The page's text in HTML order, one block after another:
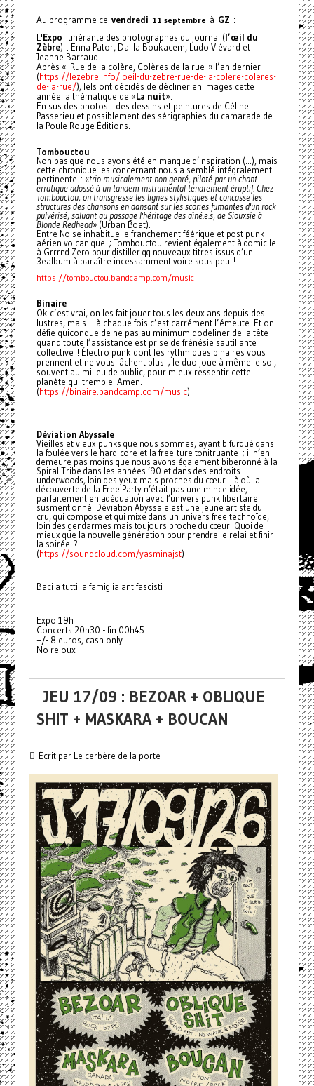
Au programme ce vendredi 11 septembre à GZ :
L'Expo itinérante des photographes du journal (l’œil du
Zèbre) : Enna Pator, Dalila Boukacem, Ludo Viévard et
Jeanne Barraud.
Après « Rue de la colère, Colères de la rue » l’an dernier
(https://lezebre.info/loeil-du-zebre-rue-de-la-colere-coleres-
de-la-rue/), Iels ont décidés de décliner en images cette
année la thématique de «La nuit».
En sus des photos : des dessins et peintures de Céline
Passerieu et possiblement des sérigraphies du camarade de
la Poule Rouge Éditions.
Tombouctou
Non pas que nous ayons été en manque d’inspiration (…), mais
cette chronique les concernant nous a semblé intégralement
pertinente : «trio musicalement non genré, piloté par un chant
erratique adossé à un tandem instrumental tendrement éruptif. Chez
Tombouctou, on transgresse les lignes stylistiques et concasse les
structures des chansons en dansant sur les scories fumantes d'un rock
pulvérisé, saluant au passage l'héritage des aîné.e.s, de Siouxsie à
Blonde Redhead» (Urban Boat).
Entre Noise inhabituelle franchement féérique et post punk
aérien volcanique ; Tombouctou revient également à domicile
à Grrrnd Zero pour distiller qq nouveaux titres issus d’un
3ealbum à paraître incessamment voire sous peu !
https://tombouctou.bandcamp.com/music
Binaire
Ok c’est vrai, on les fait jouer tous les deux ans depuis des
lustres, mais… à chaque fois c’est carrément l’émeute. Et on
défie quiconque de ne pas au minimum dodeliner de la tête
quand toute l’assistance est prise de frénésie sautillante
collective ! Électro punk dont les rythmiques binaires vous
prennent et ne vous lâchent plus ; le duo joue à même le sol,
souvent au milieu de public, pour mieux ressentir cette
planète qui tremble. Amen.
(https://binaire.bandcamp.com/music)
Déviation Abyssale
Vieilles et vieux punks que nous sommes, ayant bifurqué dans
la foulée vers le hard-core et la free-ture tonitruante ; il n’en
demeure pas moins que nous avons également biberonné à la
Spiral Tribe dans les années ’90 et dans des endroits
underwoods, loin des yeux mais proches du cœur. Là où la
découverte de la Free Party n’était pas une mince idée,
parfaitement en adéquation avec l’univers punk libertaire
susmentionné. Déviation Abyssale est une jeune artiste du
cru, qui compose et qui mixe dans un univers free technoïde,
loin des gendarmes mais toujours proche du cœur. Quoi de
mieux que la nouvelle génération pour prendre le relai et finir
la soirée ?!
(https://soundcloud.com/yasminajst)
Baci a tutti la famiglia antifascisti
Expo 19h
Concerts 20h30 - fin 00h45
+/- 8 euros, cash only
No reloux
JEU 17/09 : BEZOAR + OBLIQUE
SHIT + MASKARA + BOUCAN
Écrit par Le cerbère de la porte